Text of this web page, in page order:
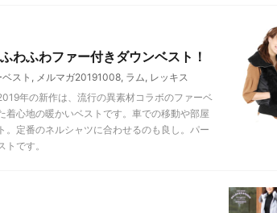
わふわファー付きダウンベスト！
スト , メルマガ20191008, ラム, レッキス
年の新作は、流行の異素材コラボのファーベ
心地の暖かいベストです。車での移動や部屋
定番のネルシャツに合わせるのも良し。パー
です。